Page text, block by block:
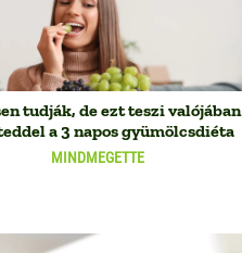
MINDMEGETTE
tudják, de ezt teszi valójában
a 3 napos gyümölcsdiéta